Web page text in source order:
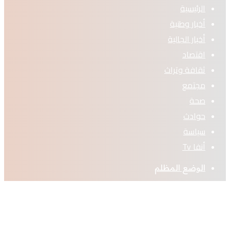
الرئيسية
أخبار وطنية
أخبار الجالية
اقتصاد
ثقافة وتراث
مجتمع
صحة
حوادث
سياسة
أنفا Tv
الوضع المظلم